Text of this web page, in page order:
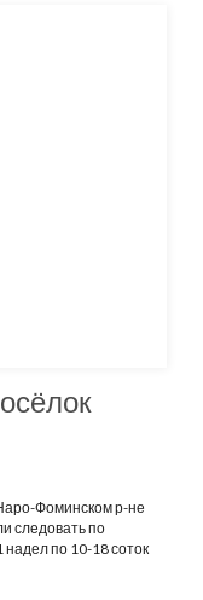
Фоминском р-не
следовать по
по 10-18 соток